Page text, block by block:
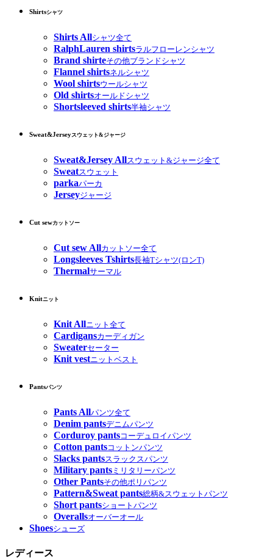
Shirtsシャツ
Shirts Allシャツ全て
RalphLauren shirtsラルフローレンシャツ
Brand shirteその他ブランドシャツ
Flannel shirtsネルシャツ
Wool shirtsウールシャツ
Old shirtsオールドシャツ
Shortsleeved shirts半袖シャツ
Sweat&Jerseyスウェット&ジャージ
Sweat&Jersey Allスウェット&ジャージ全て
Sweatスウェット
parkaパーカ
Jerseyジャージ
Cut sewカットソー
Cut sew Allカットソー全て
Longsleeves Tshirts長袖Tシャツ(ロンT)
Thermalサーマル
Knitニット
Knit Allニット全て
Cardigansカーディガン
Sweaterセーター
Knit vestニットベスト
Pantsパンツ
Pants Allパンツ全て
Denim pantsデニムパンツ
Corduroy pantsコーデュロイパンツ
Cotton pantsコットンパンツ
Slacks pantsスラックスパンツ
Military pants ミリタリーパンツ
Other Pantsその他ポリパンツ
Pattern&Sweat pants総柄&スウェットパンツ
Short pantsショートパンツ
Overallsオーバーオール
Shoesシューズ
レディース